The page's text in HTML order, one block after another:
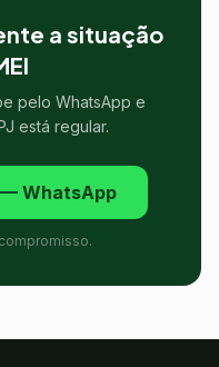
a situação
pelo WhatsApp e
está regular.
WhatsApp